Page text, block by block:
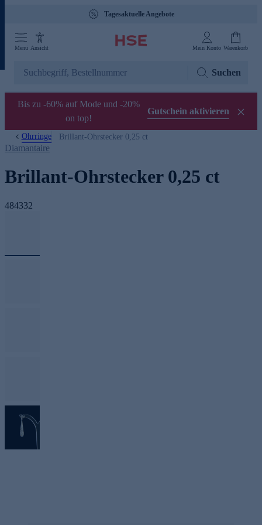
Tagesaktuelle Angebote
Menü Ansicht Mein Konto Warenkorb
Suchen
Bis zu -60% auf Mode und -20%
on top!
Gutschein aktivieren
Ohrringe Brillant-Ohrstecker 0,25 ct
Diamantaire
Brillant-Ohrstecker 0,25 ct
484332